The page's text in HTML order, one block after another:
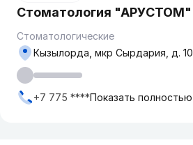
Стоматология "АРУСТОМ"
Стоматологические
Кызылорда, мкр Сырдария, д. 10
+7 775 ****Показать полностью